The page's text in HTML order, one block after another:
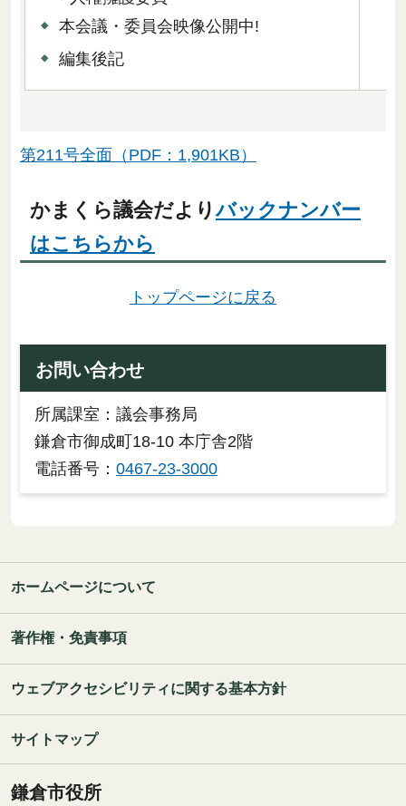
本会議・委員会映像公開中!
編集後記
第211号全面（PDF：1,901KB）
かまくら議会だよりバックナンバー
はこちらから
トップページに戻る
お問い合わせ
所属課室：議会事務局
鎌倉市御成町18-10 本庁舎2階
電話番号： 0467-23-3000
ホームページについて
著作権・免責事項
ウェブアクセシビリティに関する基本方針
サイトマップ
鎌倉市役所